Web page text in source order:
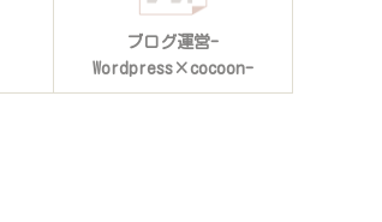
ブログ運営-
Wordpress×cocoon-